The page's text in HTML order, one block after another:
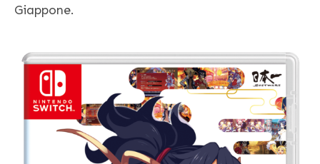
Giappone.